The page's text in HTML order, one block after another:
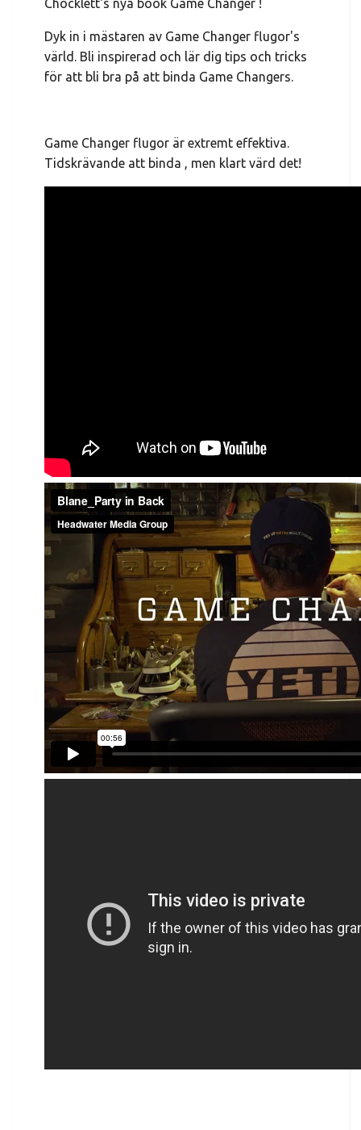
Chocklett's nya book Game Changer !
Dyk in i mästaren av Game Changer flugor's
värld. Bli inspirerad och lär dig tips och tricks
för att bli bra på att binda Game Changers.
Game Changer flugor är extremt effektiva.
Tidskrävande att binda , men klart värd det!